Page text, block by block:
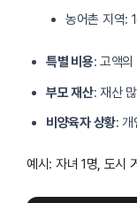
농어촌 지역:
특별 비용: 고액의
부모 재산: 재산
비양육자 상황: 개
예시: 자녀 1명, 도시